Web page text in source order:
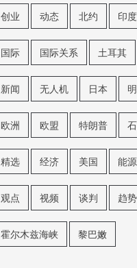
创业 动态 北约 印度
国际 国际关系 土耳其
新闻 无人机 日本
欧洲 欧盟 特朗普
精选 经济 美国 能源
观点 视频 谈判 趋势
霍尔木兹海峡 黎巴嫩